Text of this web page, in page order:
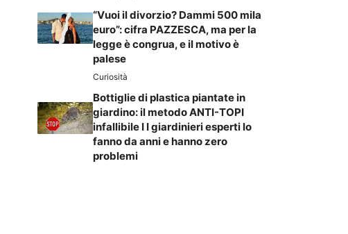
“Vuoi il divorzio? Dammi 500 mila
euro”: cifra PAZZESCA, ma per la
legge è congrua, e il motivo è
palese
Curiosità
Bottiglie di plastica piantate in
giardino: il metodo ANTI-TOPI
infallibile I I giardinieri esperti lo
fanno da anni e hanno zero
problemi